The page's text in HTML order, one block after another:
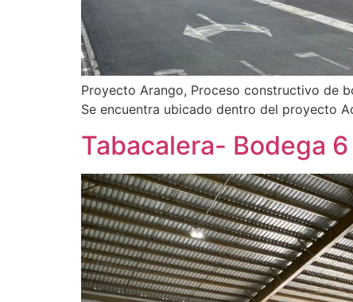
Proyecto Arango, Proceso constructivo de
Se encuentra ubicado dentro del proyecto
Tabacalera- Bodega 6